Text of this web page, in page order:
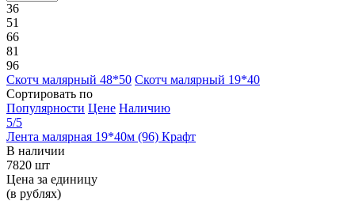
36
51
66
81
96
Скотч малярный 48*50 Скотч малярный 19*40
Сортировать по
Популярности Цене Наличию
5/5
Лента малярная 19*40м (96) Крафт
В наличии
7820 шт
Цена за единицу
(в рублях)